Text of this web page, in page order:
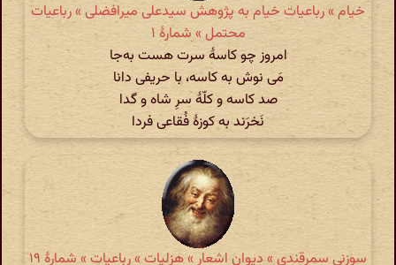
خیام » رباعیات خیام به پژوهش سیدعلی میرافضلی » رباعیات
محتمل » شمارهٔ ۱
امروز چو کاسۀ سرت هست به‌جا
مَی نوش به کاسه، با حریفی دانا
صد کاسه و کلّهٔ سرِ شاه و گدا
نَخرَند به کوزۀ فُقاعی فردا
سوزنی سمرقندی » دیوان اشعار » هزلیات » رباعیات » شمارهٔ ۱۹